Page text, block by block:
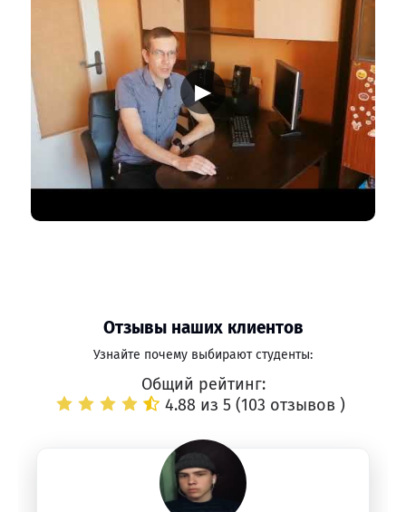
▶
Отзывы наших клиентов
Узнайте почему выбирают студенты:
Общий рейтинг:
4.88 из 5 (103 отзывов )